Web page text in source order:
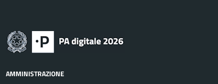
AMMINISTRAZIONE